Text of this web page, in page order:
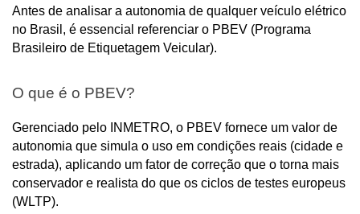
Antes de analisar a autonomia de qualquer veículo elétrico
no Brasil, é essencial referenciar o PBEV (Programa
Brasileiro de Etiquetagem Veicular).
O que é o PBEV?
Gerenciado pelo INMETRO, o PBEV fornece um valor de
autonomia que simula o uso em condições reais (cidade e
estrada), aplicando um fator de correção que o torna mais
conservador e realista do que os ciclos de testes europeus
(WLTP).